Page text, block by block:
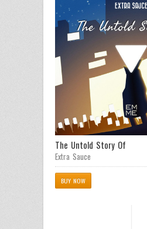
The Untold Story Of
Extra Sauce
BUY NOW